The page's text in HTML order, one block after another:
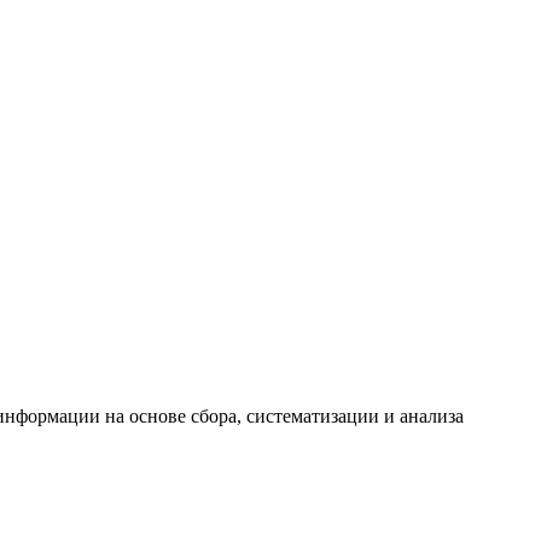
на основе сбора, систематизации и анализа